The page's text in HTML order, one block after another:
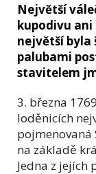
Největší
kupodivu
největší byla
palubami
stavitelem
3. března
loděnicích
pojmenovaná
na základě
Jedna z jejích